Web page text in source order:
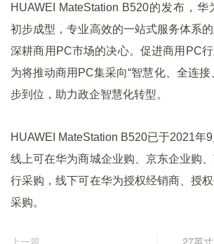
HUAWEI MateStation B520的发布，
初步成型，专业高效的一站式服务体系
深耕商用PC市场的决心。促进商用PC
为将推动商用PC集采向“智慧化、全连接
步到位，助力政企智慧化转型。
HUAWEI MateStation B520已于2021年9
线上可在华为商城企业购、京东企业购
行采购，线下可在华为授权经销商、授
采购。
上一篇 27英